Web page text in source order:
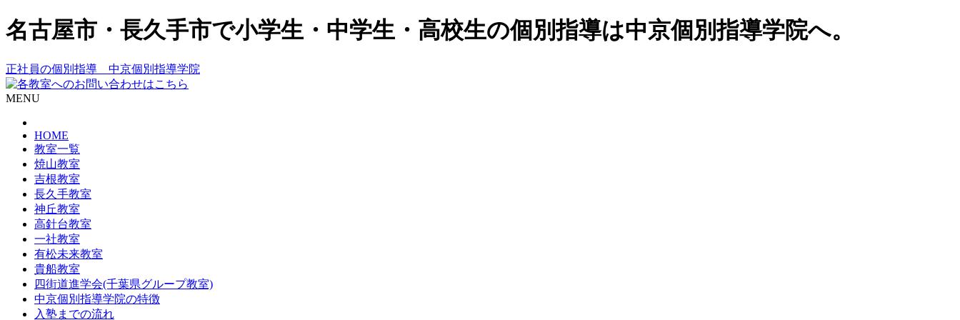
名古屋市・長久手市で小学生・中学生・高校生の個別指導は中京個別指導学院へ。
正社員の個別指導 中京個別指導学院
MENU
HOME
教室一覧
焼山教室
吉根教室
長久手教室
神丘教室
高針台教室
一社教室
有松未来教室
貴船教室
四街道進学会(千葉県グループ教室)
中京個別指導学院の特徴
入塾までの流れ